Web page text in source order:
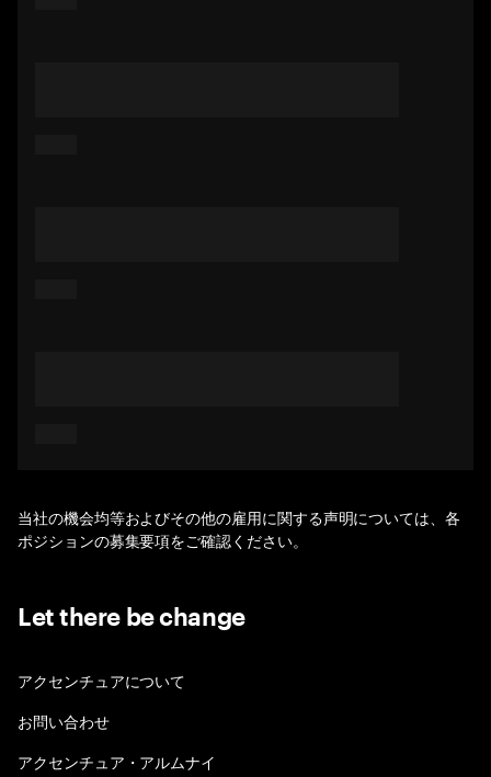
当社の機会均等およびその他の雇用に関する声明については、各
ポジションの募集要項をご確認ください。
Let there be change
アクセンチュアについて
お問い合わせ
アクセンチュア・アルムナイ